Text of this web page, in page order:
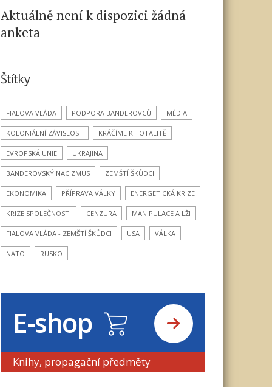
Aktuálně není k dispozici žádná
anketa
Štítky
FIALOVA VLÁDA PODPORA BANDEROVCŮ MÉDIA
KOLONIÁLNÍ ZÁVISLOST KRÁČÍME K TOTALITĚ
EVROPSKÁ UNIE UKRAJINA
BANDEROVSKÝ NACIZMUS ZEMŠTÍ ŠKŮDCI
EKONOMIKA PŘÍPRAVA VÁLKY ENERGETICKÁ KRIZE
KRIZE SPOLEČNOSTI CENZURA MANIPULACE A LŽI
FIALOVA VLÁDA - ZEMŠTÍ ŠKŮDCI USA VÁLKA
NATO RUSKO
E-shop
Knihy, propagační předměty